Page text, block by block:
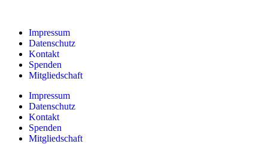
Impressum
Datenschutz
Kontakt
Spenden
Mitgliedschaft
Impressum
Datenschutz
Kontakt
Spenden
Mitgliedschaft